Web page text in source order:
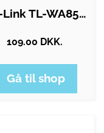
TP-Link TL-WA850RE 300Mbps Universal…
109.00 DKK.
Gå til shop